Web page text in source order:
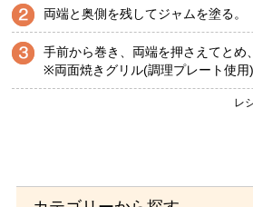
両端と奥側を残してジャムを塗る。
手前から巻き、両端を押さえてとめ
※両面焼きグリル(調理プレート使
レ